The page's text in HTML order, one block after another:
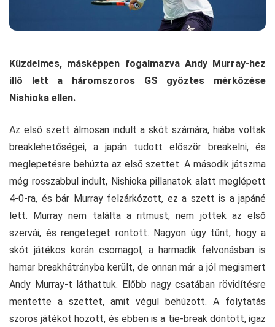
Küzdelmes, másképpen fogalmazva Andy Murray-hez
illő lett a háromszoros GS győztes mérkőzése
Nishioka ellen.
Az első szett álmosan indult a skót számára, hiába voltak
breaklehetőségei, a japán tudott először breakelni, és
meglepetésre behúzta az első szettet. A második játszma
még rosszabbul indult, Nishioka pillanatok alatt meglépett
4-0-ra, és bár Murray felzárkózott, ez a szett is a japáné
lett. Murray nem találta a ritmust, nem jöttek az első
szervái, és rengeteget rontott. Nagyon úgy tűnt, hogy a
skót játékos korán csomagol, a harmadik felvonásban is
hamar breakhátrányba került, de onnan már a jól megismert
Andy Murray-t láthattuk. Előbb nagy csatában rövidítésre
mentette a szettet, amit végül behúzott. A folytatás
szoros játékot hozott, és ebben is a tie-break döntött, igaz